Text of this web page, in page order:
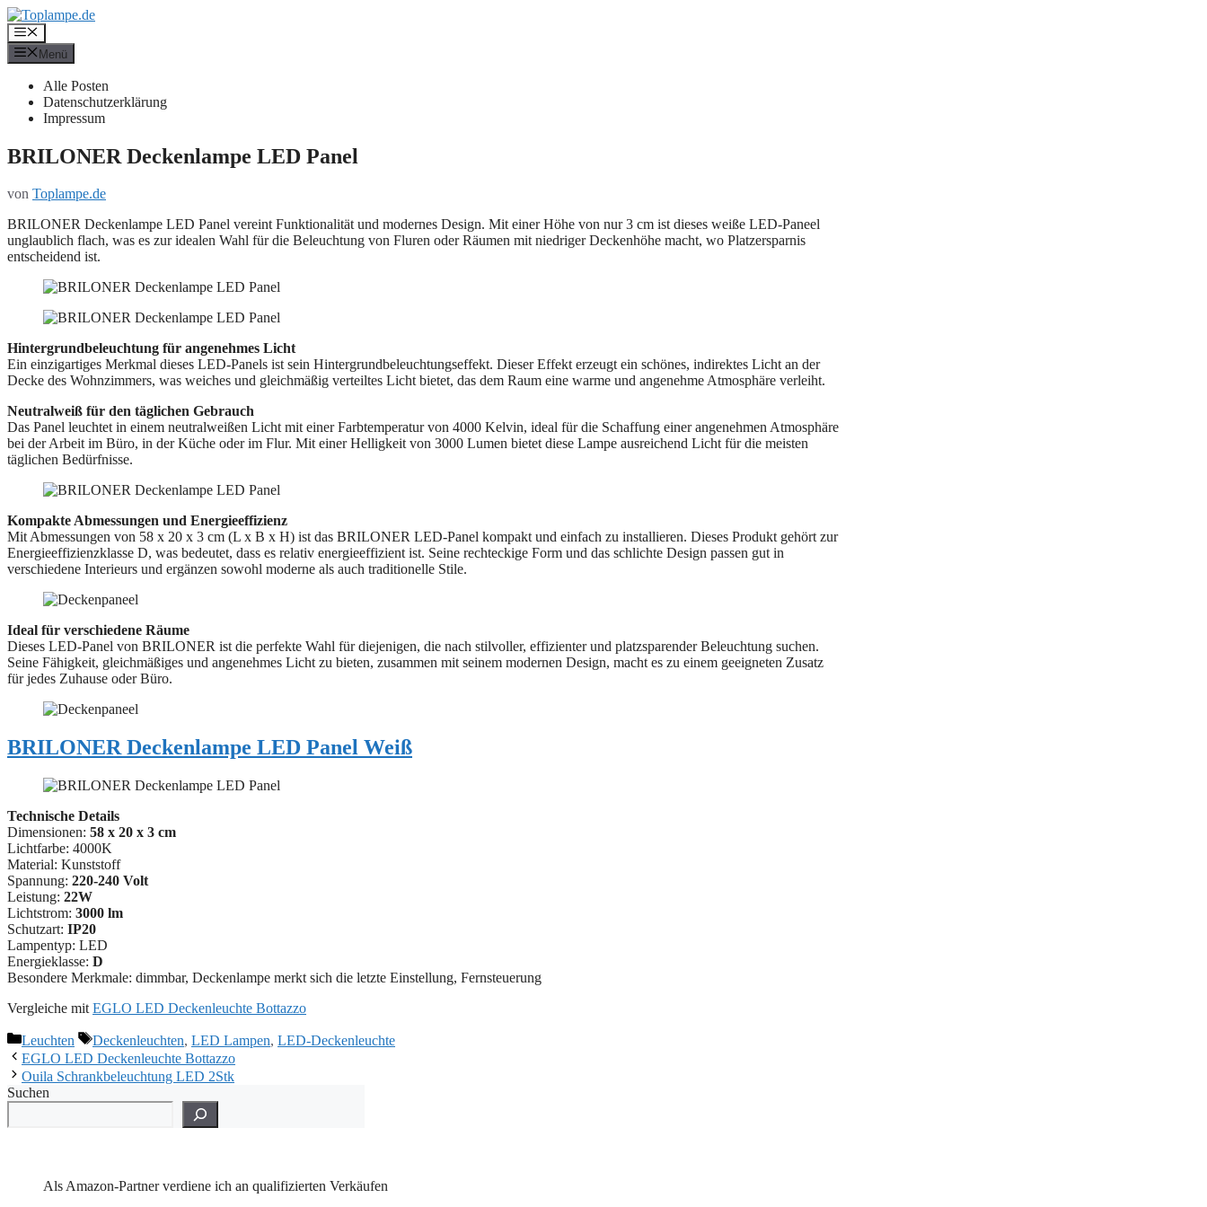
Zum
Inhalt
springen
Menü
Menü
Alle Posten
Datenschutzerklärung
Impressum
BRILONER Deckenlampe LED Panel
von Toplampe.de
BRILONER Deckenlampe LED Panel vereint Funktionalität und modernes Design. Mit einer Höhe von nur 3 cm ist dieses weiße LED-Paneel
unglaublich flach, was es zur idealen Wahl für die Beleuchtung von Fluren oder Räumen mit niedriger Deckenhöhe macht, wo Platzersparnis
entscheidend ist.
Hintergrundbeleuchtung für angenehmes Licht
Ein einzigartiges Merkmal dieses LED-Panels ist sein Hintergrundbeleuchtungseffekt. Dieser Effekt erzeugt ein schönes, indirektes Licht an der
Decke des Wohnzimmers, was weiches und gleichmäßig verteiltes Licht bietet, das dem Raum eine warme und angenehme Atmosphäre verleiht.
Neutralweiß für den täglichen Gebrauch
Das Panel leuchtet in einem neutralweißen Licht mit einer Farbtemperatur von 4000 Kelvin, ideal für die Schaffung einer angenehmen Atmosphäre
bei der Arbeit im Büro, in der Küche oder im Flur. Mit einer Helligkeit von 3000 Lumen bietet diese Lampe ausreichend Licht für die meisten
täglichen Bedürfnisse.
Kompakte Abmessungen und Energieeffizienz
Mit Abmessungen von 58 x 20 x 3 cm (L x B x H) ist das BRILONER LED-Panel kompakt und einfach zu installieren. Dieses Produkt gehört zur
Energieeffizienzklasse D, was bedeutet, dass es relativ energieeffizient ist. Seine rechteckige Form und das schlichte Design passen gut in
verschiedene Interieurs und ergänzen sowohl moderne als auch traditionelle Stile.
Ideal für verschiedene Räume
Dieses LED-Panel von BRILONER ist die perfekte Wahl für diejenigen, die nach stilvoller, effizienter und platzsparender Beleuchtung suchen.
Seine Fähigkeit, gleichmäßiges und angenehmes Licht zu bieten, zusammen mit seinem modernen Design, macht es zu einem geeigneten Zusatz
für jedes Zuhause oder Büro.
BRILONER Deckenlampe LED Panel Weiß
Technische Details
Dimensionen: 58 x 20 x 3 cm
Lichtfarbe: 4000K
Material: ‎‎Kunststoff
Spannung: 220-240 Volt
Leistung: 22W
Lichtstrom: 3000 lm
Schutzart: IP20
Lampentyp: LED
Energieklasse: D
Besondere Merkmale: dimmbar, Deckenlampe merkt sich die letzte Einstellung, Fernsteuerung
Vergleiche mit EGLO LED Deckenleuchte Bottazzo
Kategorien
Leuchten Schlagwörter
Deckenleuchten, LED Lampen, LED-Deckenleuchte
EGLO LED Deckenleuchte Bottazzo
Ouila Schrankbeleuchtung LED 2Stk
Suchen
Als Amazon-Partner verdiene ich an qualifizierten Verkäufen